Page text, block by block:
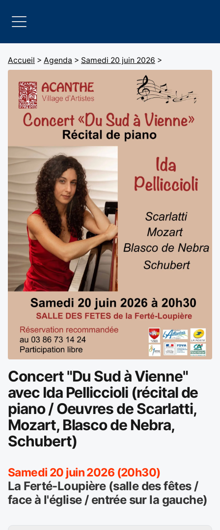
Accueil > Agenda > Samedi 20 juin 2026 >
Concert "Du Sud à Vienne"
avec Ida Pelliccioli (récital de
piano / Oeuvres de Scarlatti,
Mozart, Blasco de Nebra,
Schubert)
Samedi 20 juin 2026 (20h30)
La Ferté-Loupière (salle des fêtes /
face à l'église / entrée sur la gauche)